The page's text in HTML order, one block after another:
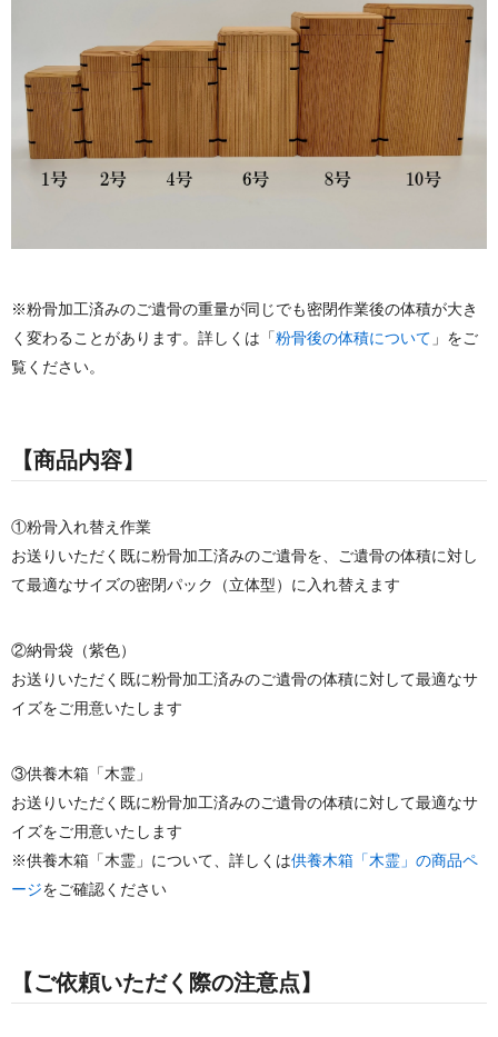
※粉骨加工済みのご遺骨の重量が同じでも密閉作業後の体積が大き
く変わることがあります。詳しくは「粉骨後の体積について 」をご
覧ください。
【商品内容】
①粉骨入れ替え作業
お送りいただく既に粉骨加工済みのご遺骨を、ご遺骨の体積に対し
て最適なサイズの密閉パック（立体型）に入れ替えます
②納骨袋（紫色）
お送りいただく既に粉骨加工済みのご遺骨の体積に対して最適なサ
イズをご用意いたします
③供養木箱「木霊」
お送りいただく既に粉骨加工済みのご遺骨の体積に対して最適なサ
イズをご用意いたします
※供養木箱「木霊」について、詳しくは供養木箱「木霊」の商品ペ
ージをご確認ください
【ご依頼いただく際の注意点】